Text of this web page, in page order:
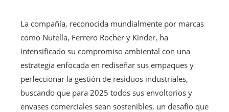
La compañía, reconocida mundialmente por marcas
como Nutella, Ferrero Rocher y Kinder, ha
intensificado su compromiso ambiental con una
estrategia enfocada en rediseñar sus empaques y
perfeccionar la gestión de residuos industriales,
buscando que para 2025 todos sus envoltorios y
envases comerciales sean sostenibles, un desafío que